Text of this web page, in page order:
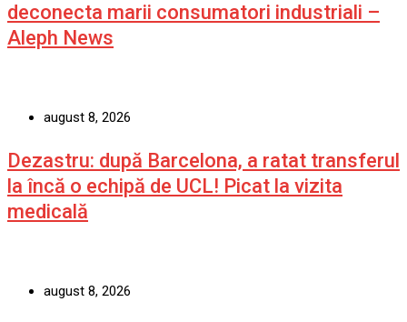
deconecta marii consumatori industriali –
Aleph News
august 8, 2026
Dezastru: după Barcelona, a ratat transferul
la încă o echipă de UCL! Picat la vizita
medicală
august 8, 2026